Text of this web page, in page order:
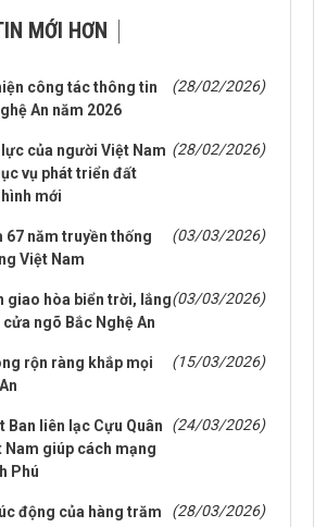
MỚI HƠN
công tác thông tin
An năm 2026
(28/02/2026)
của người Việt Nam
vụ phát triển đất
mới
(28/02/2026)
67 năm truyền thống
Việt Nam
(03/03/2026)
giao hòa biển trời, lắng
ngõ Bắc Nghệ An
(03/03/2026)
rộn ràng khắp mọi
(15/03/2026)
Ban liên lạc Cựu Quân
Nam giúp cách mạng
Phú
(24/03/2026)
động của hàng trăm
(28/03/2026)